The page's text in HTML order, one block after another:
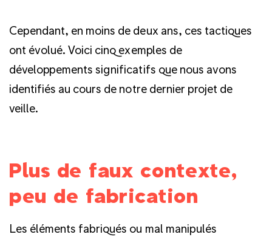
Cependant, en moins de deux ans, ces tactiques
ont évolué. Voici cinq exemples de
développements significatifs que nous avons
identifiés au cours de notre dernier projet de
veille.
Plus de faux contexte,
peu de fabrication
Les éléments fabriqués ou mal manipulés